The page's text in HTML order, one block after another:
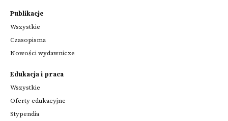
Publikacje
Wszystkie
Czasopisma
Nowości wydawnicze
Edukacja i praca
Wszystkie
Oferty edukacyjne
Stypendia